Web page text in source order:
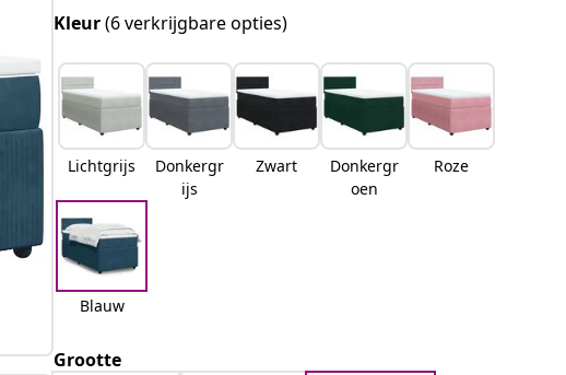
Kleur(6 verkrijgbare opties)
Lichtgrijs
Donkergr
ijs
Zwart
Donkergr
oen
Roze
Blauw
Grootte